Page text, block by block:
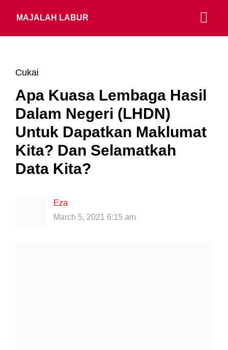
MAJALAH LABUR
Cukai
Apa Kuasa Lembaga Hasil
Dalam Negeri (LHDN)
Untuk Dapatkan Maklumat
Kita? Dan Selamatkah
Data Kita?
Eza
March 5, 2021 6:15 am